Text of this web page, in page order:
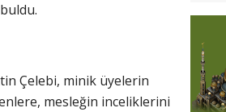
Çelebi, minik üyelerin
mesleğin inceliklerini